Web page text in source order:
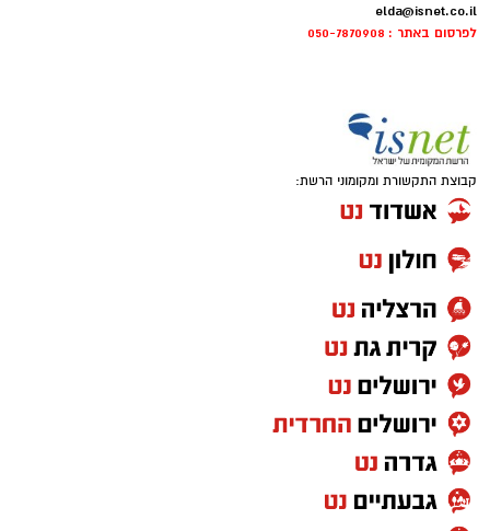
elda@isnet.co.il
לפרסום באתר : 050-7870908
קבוצת התקשורת ומקומוני הרשת: